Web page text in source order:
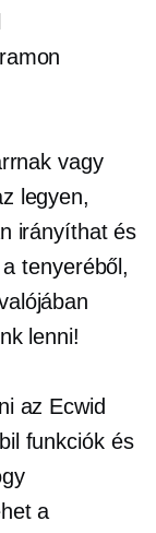
vagy
legyen,
irányíthat és
tenyeréből,
lenni!
az Ecwid
funkciók és
a